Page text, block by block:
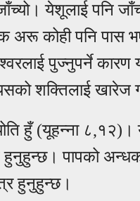
येशूलाई पनि
अरू कोही पनि पास
पुज्नुपर्ने कारण
शक्तिलाई खारेज
हुँ (यूहन्ना
हुनुहुन्छ। पापको
हुनुहुन्छ।